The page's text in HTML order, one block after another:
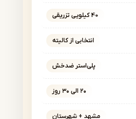
40 کیلویی تزریقی
انتخابی از کالیته
پلی‌استر ضدخش
۲۰ الی ۳۰ روز
مشهد + شهرستان